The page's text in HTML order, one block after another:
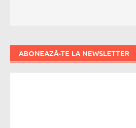
ABONEAZĂ-TE LA NEWSLETTER